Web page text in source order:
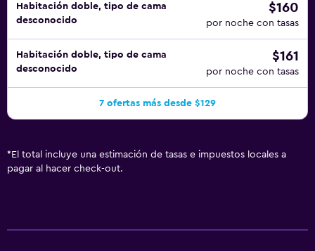
Habitación doble, tipo de cama
desconocido
$160
por noche con tasas
Habitación doble, tipo de cama
desconocido
$161
por noche con tasas
7 ofertas más desde $129
* El total incluye una estimación de tasas e impuestos locales a
pagar al hacer check-out.